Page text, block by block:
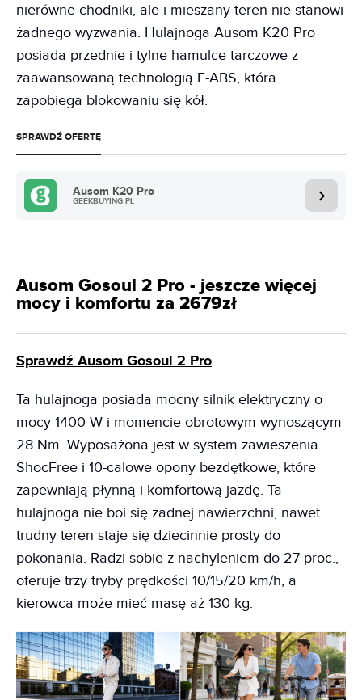
nierówne chodniki, ale i mieszany teren nie stanowi
żadnego wyzwania. Hulajnoga Ausom K20 Pro
posiada przednie i tylne hamulce tarczowe z
zaawansowaną technologią E-ABS, która
zapobiega blokowaniu się kół.
SPRAWDŹ OFERTĘ
Ausom K20 Pro
GEEKBUYING.PL
Ausom Gosoul 2 Pro - jeszcze więcej
mocy i komfortu za 2679zł
Sprawdź Ausom Gosoul 2 Pro
Ta hulajnoga posiada mocny silnik elektryczny o
mocy 1400 W i momencie obrotowym wynoszącym
28 Nm. Wyposażona jest w system zawieszenia
ShocFree i 10-calowe opony bezdętkowe, które
zapewniają płynną i komfortową jazdę. Ta
hulajnoga nie boi się żadnej nawierzchni, nawet
trudny teren staje się dziecinnie prosty do
pokonania. Radzi sobie z nachyleniem do 27 proc.,
oferuje trzy tryby prędkości 10/15/20 km/h, a
kierowca może mieć masę aż 130 kg.